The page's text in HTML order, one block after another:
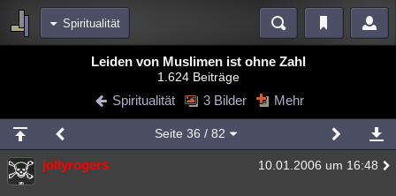
Spiritualität
Blogs Videos
Chat Wiki Neuigkeiten
meine Rubriken
Menschen Wissenschaft Mystery Kriminalfälle
Leiden von Muslimen ist ohne Zahl
1.624 Beiträge
Spiritualität 3 Bilder Mehr
Seite 36 / 82
jollyrogers 10.01.2006 um 16:48